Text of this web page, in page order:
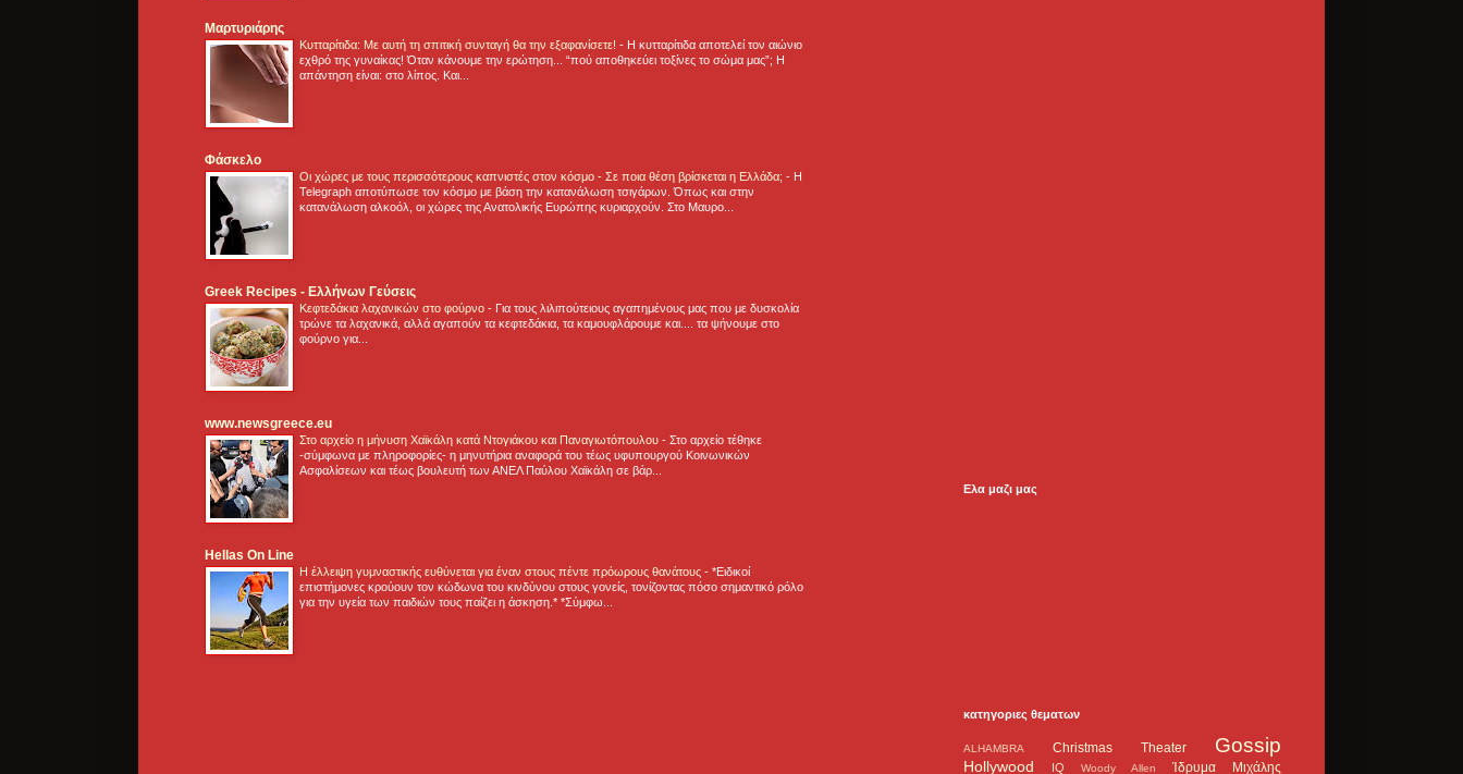
Μαρτυριάρης
Κυτταρίτιδα: Με αυτή τη σπιτική συνταγή θα την εξαφανίσετε! - H κυτταρίτιδα αποτελεί τον αιώνιο
εχθρό της γυναίκας! Όταν κάνουμε την ερώτηση... “πού αποθηκεύει τοξίνες το σώμα μας”; Η
απάντηση είναι: στο λίπος. Και...
Φάσκελο
Οι χώρες με τους περισσότερους καπνιστές στον κόσμο - Σε ποια θέση βρίσκεται η Ελλάδα; - Η
Telegraph αποτύπωσε τον κόσμο με βάση την κατανάλωση τσιγάρων. Όπως και στην
κατανάλωση αλκοόλ, οι χώρες της Ανατολικής Ευρώπης κυριαρχούν. Στο Μαυρο...
Greek Recipes - Ελλήνων Γεύσεις
Κεφτεδάκια λαχανικών στο φούρνο - Για τους λιλιπούτειους αγαπημένους μας που με δυσκολία
τρώνε τα λαχανικά, αλλά αγαπούν τα κεφτεδάκια, τα καμουφλάρουμε και.... τα ψήνουμε στο
φούρνο για...
www.newsgreece.eu
Στο αρχείο η μήνυση Χαϊκάλη κατά Ντογιάκου και Παναγιωτόπουλου - Στο αρχείο τέθηκε
-σύμφωνα με πληροφορίες- η μηνυτήρια αναφορά του τέως υφυπουργού Κοινωνικών
Ασφαλίσεων και τέως βουλευτή των ΑΝΕΛ Παύλου Χαϊκάλη σε βάρ...
Hellas On Line
Η έλλειψη γυμναστικής ευθύνεται για έναν στους πέντε πρόωρους θανάτους - *Ειδικοί
επιστήμονες κρούουν τον κώδωνα του κινδύνου στους γονείς, τονίζοντας πόσο σημαντικό ρόλο
για την υγεία των παιδιών τους παίζει η άσκηση.* *Σύμφω...
Ελα μαζι μας
κατηγοριες θεματων
ALHAMBRA Christmas Theater Gossip
Hollywood IQ Woody Allen
Ίδρυμα Μιχάλης